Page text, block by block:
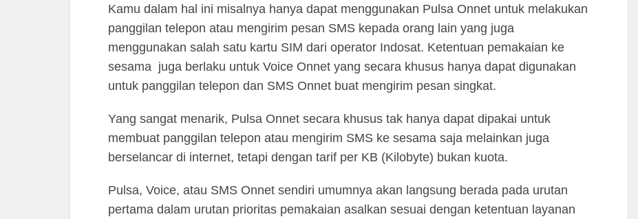
Kamu dalam hal ini misalnya hanya dapat menggunakan Pulsa Onnet untuk melakukan
panggilan telepon atau mengirim pesan SMS kepada orang lain yang juga
menggunakan salah satu kartu SIM dari operator Indosat. Ketentuan pemakaian ke
sesama juga berlaku untuk Voice Onnet yang secara khusus hanya dapat digunakan
untuk panggilan telepon dan SMS Onnet buat mengirim pesan singkat.
Yang sangat menarik, Pulsa Onnet secara khusus tak hanya dapat dipakai untuk
membuat panggilan telepon atau mengirim SMS ke sesama saja melainkan juga
berselancar di internet, tetapi dengan tarif per KB (Kilobyte) bukan kuota.
Pulsa, Voice, atau SMS Onnet sendiri umumnya akan langsung berada pada urutan
pertama dalam urutan prioritas pemakaian asalkan sesuai dengan ketentuan layanan